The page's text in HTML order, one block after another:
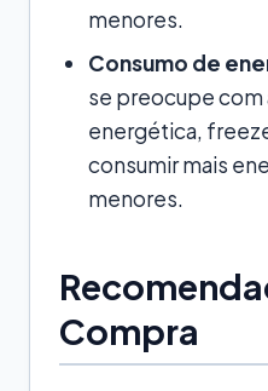
menores.
Consumo de
se preocupe com
energética,
consumir mais
menores.
Compra